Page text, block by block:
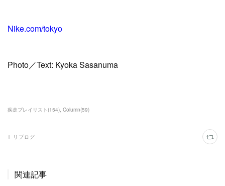
Nike.com/tokyo
Photo／Text: Kyoka Sasanuma
疾走プレイリスト(154) Column(59)
1 リブログ
関連記事